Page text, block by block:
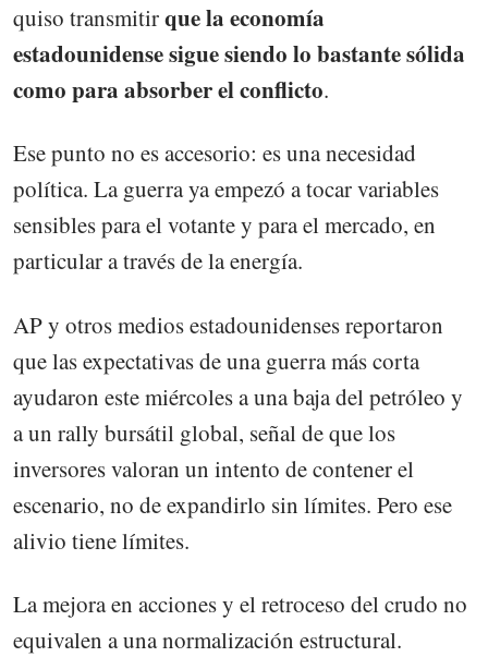
quiso transmitirque la economía
estadounidense sigue siendo lo bastante sólida
como para absorber el conflicto.
Ese punto no es accesorio: es una necesidad
política. La guerra ya empezó a tocar variables
sensibles para el votante y para el mercado, en
particular a través de la energía.
AP y otros medios estadounidenses reportaron
que las expectativas de una guerra más corta
ayudaron este miércoles a una baja del petróleo y
a un rally bursátil global, señal de que los
inversores valoran un intento de contener el
escenario, no de expandirlo sin límites. Pero ese
alivio tiene límites.
La mejora en acciones y el retroceso del crudo no
equivalen a una normalización estructural.